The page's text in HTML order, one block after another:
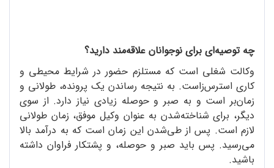
چه توصیه‌ای برای نوجوانان علاقه‌مند دارید؟
وکالت شغلی است که مستلزم حضور در شرایط محیطی و
کاری استرس‌زاست. به نتیجه رساندن یک پرونده، طولانی و
زمان‌بر است و به صبر و حوصله زیادی نیاز دارد. از سوی
دیگر، برای شناخته‌شدن به عنوان وکیل موفق، زمان طولانی
لازم است. پس از طی‌شدن این زمان است که به درآمد بالا
می‌رسید. پس باید صبر و حوصله، و پشتکار فراوان داشته
باشید.